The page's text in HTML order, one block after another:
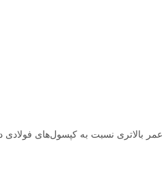
بالاتری نسبت به کپسول‌های فولادی